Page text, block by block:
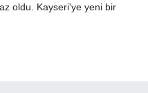
oldu. Kayseri'ye yeni bir